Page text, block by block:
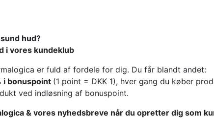
hud?
i vores kundeklub
er fuld af fordele for dig. Du får blandt andet:
i bonuspoint (1 point = DKK 1), hver gang du køber
ved indløsning af bonuspoint.
& vores nyhedsbreve når du opretter dig som